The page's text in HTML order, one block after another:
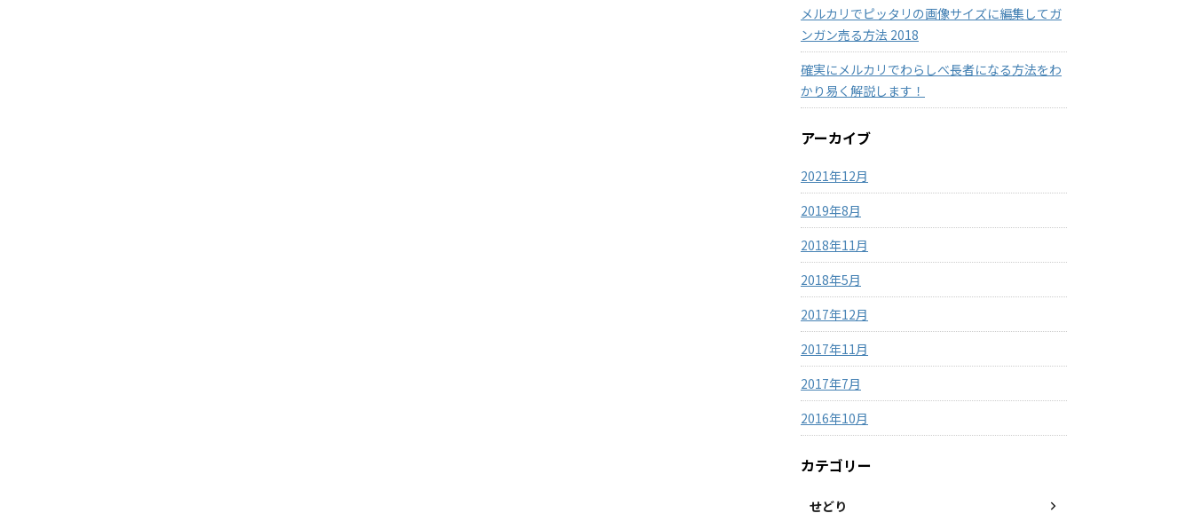
メルカリでピッタリの画像サイズに編集してガ
ンガン売る方法 2018
確実にメルカリでわらしべ長者になる方法をわ
かり易く解説します！
アーカイブ
2021年12月
2019年8月
2018年11月
2018年5月
2017年12月
2017年11月
2017年7月
2016年10月
カテゴリー
せどり